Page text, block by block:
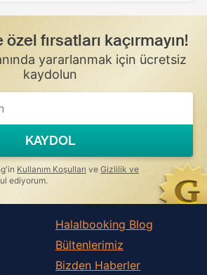
fırsatları kaçırmayın!
yararlanmak için ücretsiz
kaydolun
KAYDOL
Kullanım Koşulları ve Gizlilik ve
ediyorum.
Halalbooking Blog
Bültenlerimiz
Bizden Haberler